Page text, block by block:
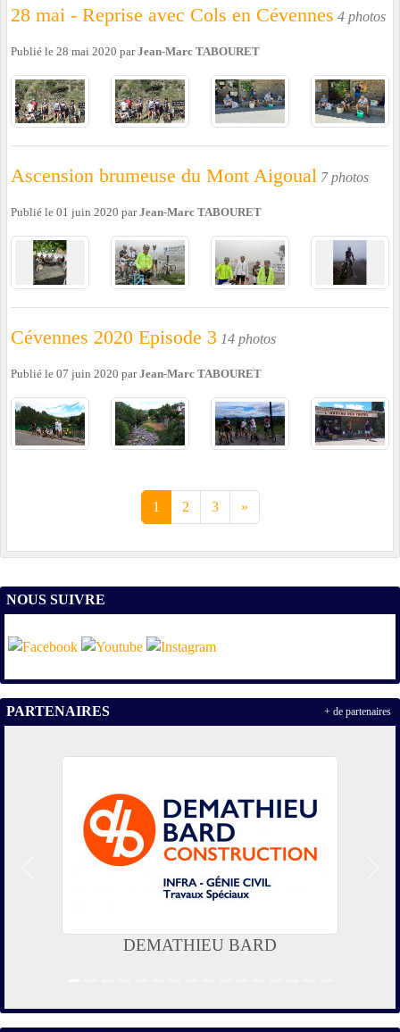
28 mai - Reprise avec Cols en Cévennes 4 photos
Publié le 28 mai 2020 parJean-Marc TABOURET
Ascension brumeuse du Mont Aigoual 7 photos
Publié le 01 juin 2020 parJean-Marc TABOURET
Cévennes 2020 Episode 3 14 photos
Publié le 07 juin 2020 parJean-Marc TABOURET
1 2 3 »
NOUS SUIVRE
PARTENAIRES
DEMATHIEU BARD
+ de partenaires